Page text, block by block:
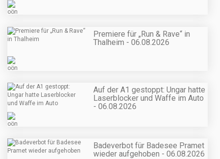
Premiere für „Run & Rave“ in
Thalheim - 06.08.2026
Auf der A1 gestoppt: Ungar hatte
Laserblocker und Waffe im Auto
- 06.08.2026
Badeverbot für Badesee Pramet
wieder aufgehoben - 06.08.2026